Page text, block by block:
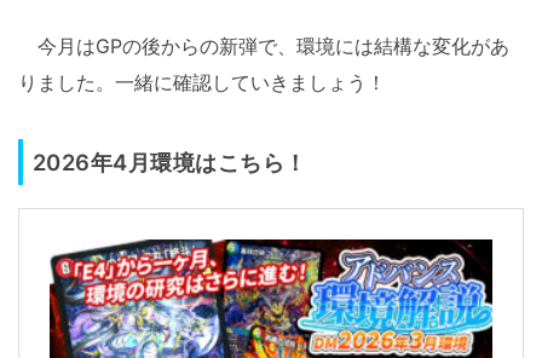
今月はGPの後からの新弾で、環境には結構な変化があ
りました。一緒に確認していきましょう！
2026年4月環境はこちら！